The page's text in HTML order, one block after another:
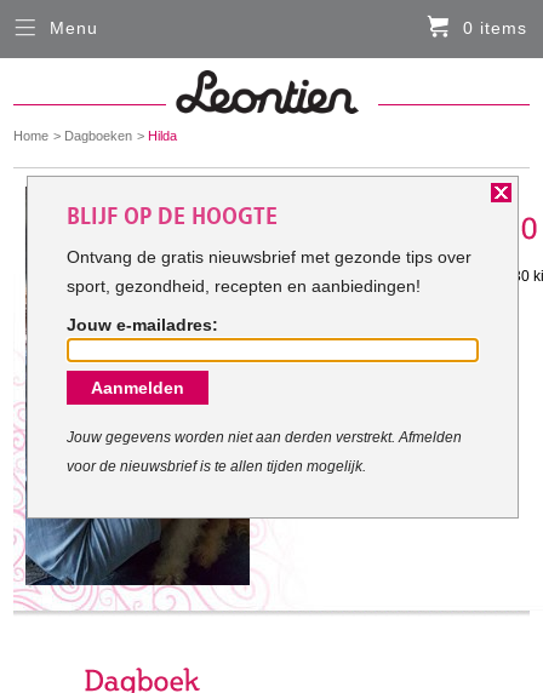
You
here:
Home Dagboeken Hilda
Gestart met mijn doel: 31-1-2017
Ik heb behoorlijk overgewicht moet 30
eerste doel is 10 kilo.
Menu 0 items
Sluiten
HARDLOOPKLEDING
FIETSKLEDING
SERVICE
Inloggen
Contact- en adresgegevens
Levertijd, retourneren, ruilen
Algemene voorwaarden
BLIJF OP DE HOOGTE
Ontvang de gratis nieuwsbrief met gezonde tips over
sport, gezondheid, recepten en aanbiedingen!
Jouw e-mailadres:
Aanmelden
Jouw gegevens worden niet aan derden verstrekt. Afmelden
voor de nieuwsbrief is te allen tijden mogelijk.